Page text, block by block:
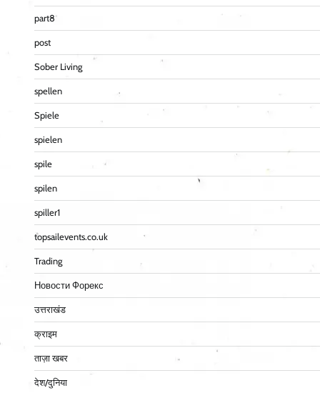
part8
post
Sober Living
spellen
Spiele
spielen
spile
spilen
spiller1
topsailevents.co.uk
Trading
Новости Форекс
उत्तराखंड
क्राइम
ताज़ा खबर
देश/दुनिया